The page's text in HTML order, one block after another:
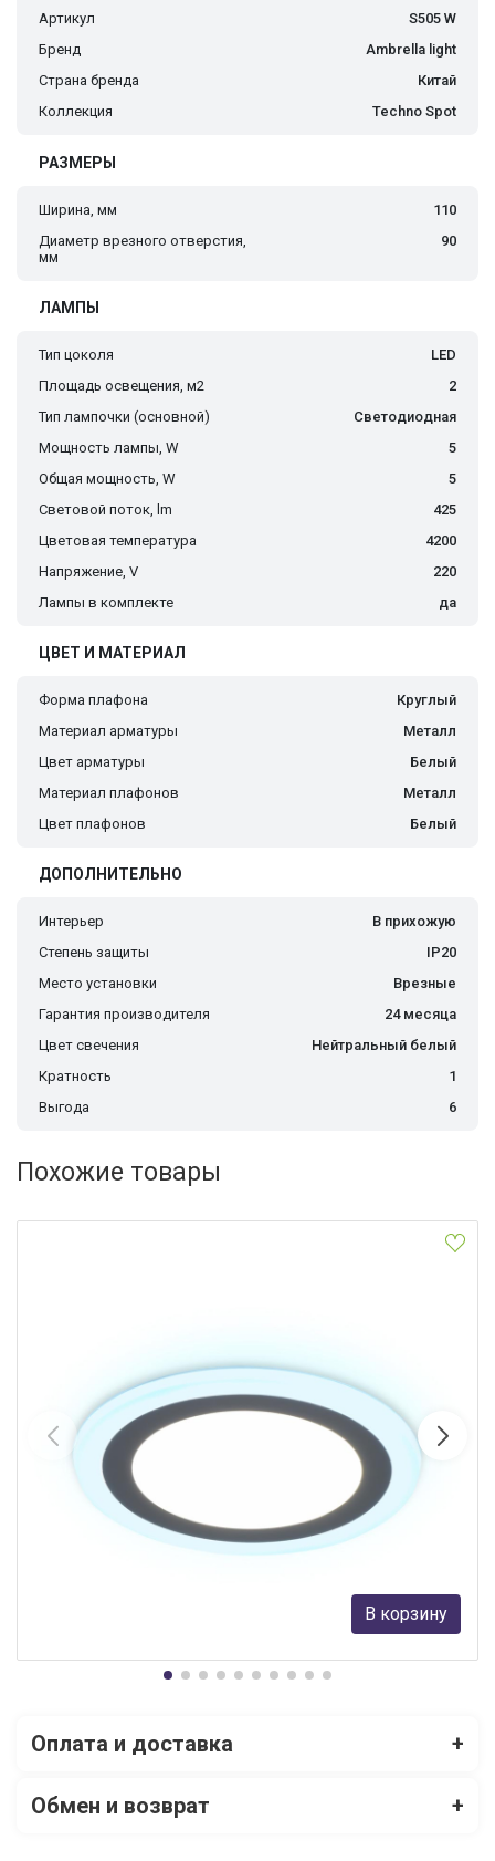
Артикул
S505 W
Бренд
Ambrella light
Страна бренда
Китай
Коллекция
Techno Spot
РАЗМЕРЫ
Ширина, мм
110
Диаметр врезного отверстия,
мм
90
ЛАМПЫ
Тип цоколя
LED
Площадь освещения, м2
2
Тип лампочки (основной)
Светодиодная
Мощность лампы, W
5
Общая мощность, W
5
Световой поток, lm
425
Цветовая температура
4200
Напряжение, V
220
Лампы в комплекте
да
ЦВЕТ И МАТЕРИАЛ
Форма плафона
Круглый
Материал арматуры
Металл
Цвет арматуры
Белый
Материал плафонов
Металл
Цвет плафонов
Белый
ДОПОЛНИТЕЛЬНО
Интерьер
В прихожую
Степень защиты
IP20
Место установки
Врезные
Гарантия производителя
24 месяца
Цвет свечения
Нейтральный белый
Кратность
1
Выгода
6
Похожие товары
Встраиваемый светодиодный светильник Ambrella Light
Downlight DCR368
Ambrella light
В корзину
Оплата и доставка +
Обмен и возврат +